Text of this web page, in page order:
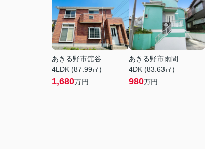
あきる野市舘谷
4LDK (87.99㎡)
1,680万円
あきる野市雨間
4DK (83.63㎡)
980万円